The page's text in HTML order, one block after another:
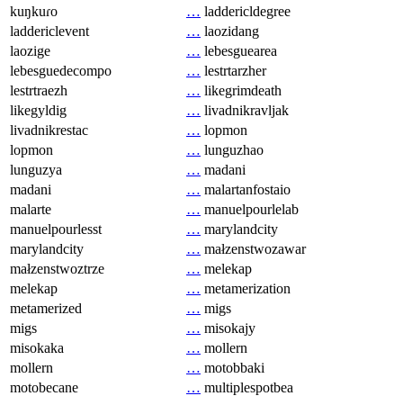
kuŋkuɾo
… laddericldegree
laddericlevent
… laozidang
laozige
… lebesguearea
lebesguedecompo
… lestrtarzher
lestrtraezh
… likegrimdeath
likegyldig
… livadnikravljak
livadnikrestac
… lopmon
lopmon
… lunguzhao
lunguzya
… madani
madani
… malartanfostaio
malarte
… manuelpourlelab
manuelpourlesst
… marylandcity
marylandcity
… małzenstwozawar
małzenstwoztrze
… melekap
melekap
… metamerization
metamerized
… migs
migs
… misokajy
misokaka
… mollern
mollern
… motobbaki
motobecane
… multiplespotbea